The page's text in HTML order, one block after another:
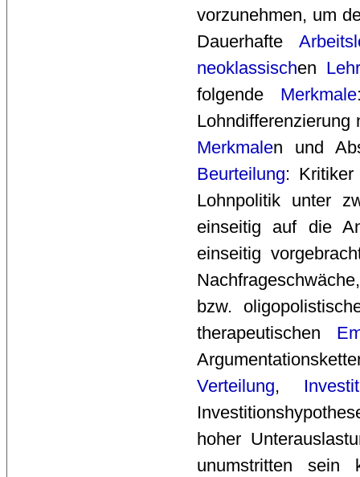
vorzunehmen, um
Dauerhafte
neoklassischen
folgende Merkmale
Merkmalen und
Beurteilung: Kritiker
Lohnpolitik unter
einseitig auf die
einseitig
bzw.
therapeutischen
Verteilung,
hoher
unumstritten sein